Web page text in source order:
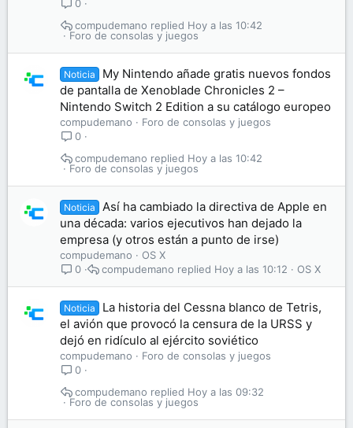
0
Foro de consolas y juegos
Hoy a las 10:42
compudemano
Noticia
My Nintendo añade gratis nuevos fondos
de pantalla de Xenoblade Chronicles 2 –
Nintendo Switch 2 Edition a su catálogo europeo
compudemano
Foro de consolas y juegos
0
Foro de consolas y juegos
Hoy a las 10:42
compudemano
Noticia
Así ha cambiado la directiva de Apple en
una década: varios ejecutivos han dejado la
empresa (y otros están a punto de irse)
compudemano
OS X
0
OS X
Hoy a las 10:12
compudemano
Noticia
La historia del Cessna blanco de Tetris,
el avión que provocó la censura de la URSS y
dejó en ridículo al ejército soviético
compudemano
Foro de consolas y juegos
0
Foro de consolas y juegos
Hoy a las 09:32
compudemano